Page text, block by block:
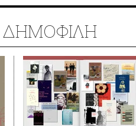
ΔΗΜΟΦΙΛΗ